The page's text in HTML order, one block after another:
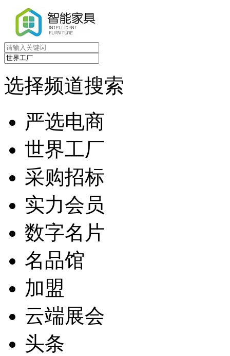
选择频道搜索
严选电商
世界工厂
采购招标
实力会员
数字名片
名品馆
加盟
云端展会
头条